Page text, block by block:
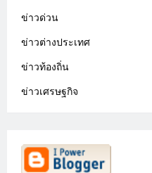
ข่าวด่วน
ข่าวต่างประเทศ
ข่าวท้องถิ่น
ข่าวเศรษฐกิจ